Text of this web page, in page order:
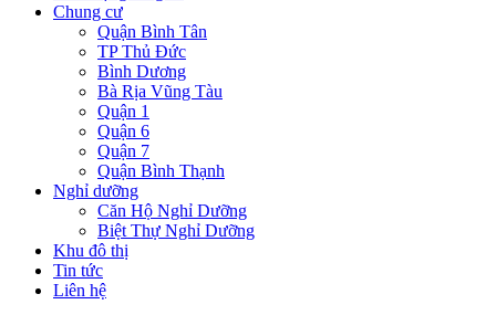
Chung cư
Quận Bình Tân
TP Thủ Đức
Bình Dương
Bà Rịa Vũng Tàu
Quận 1
Quận 6
Quận 7
Quận Bình Thạnh
Nghỉ dưỡng
Căn Hộ Nghỉ Dưỡng
Biệt Thự Nghỉ Dưỡng
Khu đô thị
Tin tức
Liên hệ